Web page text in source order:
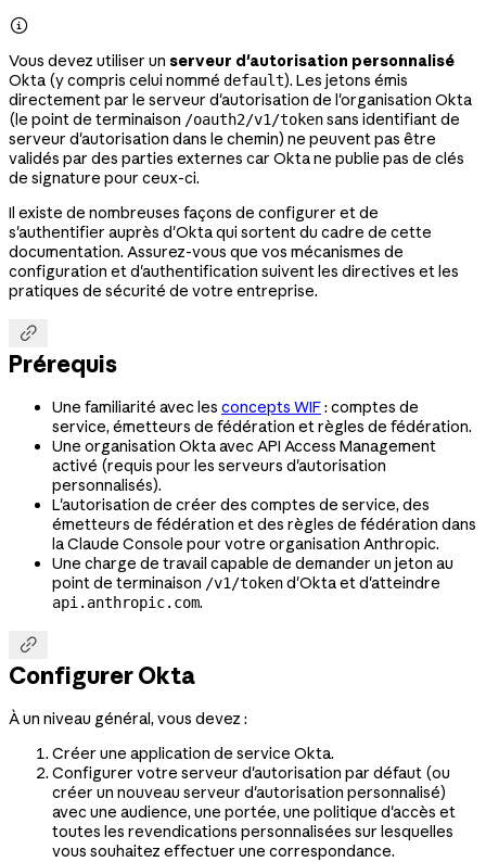

Vous devez utiliser un serveur d'autorisation personnalisé
Okta (y compris celui nommé default). Les jetons émis
directement par le serveur d'autorisation de l'organisation Okta
(le point de terminaison /oauth2/v1/tokensans identifiant de
serveur d'autorisation dans le chemin) ne peuvent pas être
validés par des parties externes car Okta ne publie pas de clés
de signature pour ceux-ci.
Il existe de nombreuses façons de configurer et de
s'authentifier auprès d'Okta qui sortent du cadre de cette
documentation. Assurez-vous que vos mécanismes de
configuration et d'authentification suivent les directives et les
pratiques de sécurité de votre entreprise.

Prérequis
Une familiarité avec les concepts WIF: comptes de
service, émetteurs de fédération et règles de fédération.
Une organisation Okta avec API Access Management
activé (requis pour les serveurs d'autorisation
personnalisés).
L'autorisation de créer des comptes de service, des
émetteurs de fédération et des règles de fédération dans
la Claude Console pour votre organisation Anthropic.
Une charge de travail capable de demander un jeton au
point de terminaison /v1/tokend'Okta et d'atteindre
api.anthropic.com.

Configurer Okta
À un niveau général, vous devez :
Créer une application de service Okta.
Configurer votre serveur d'autorisation par défaut (ou
créer un nouveau serveur d'autorisation personnalisé)
avec une audience, une portée, une politique d'accès et
toutes les revendications personnalisées sur lesquelles
vous souhaitez effectuer une correspondance.